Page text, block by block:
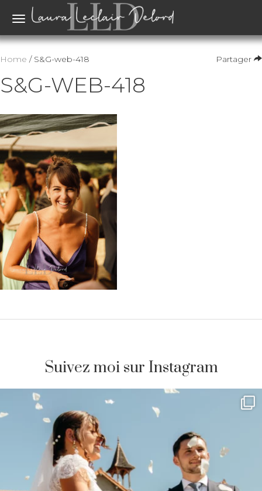
Toggle
Partager
Home / S&G-web-418
S&G-WEB-418
Suivez moi sur Instagram